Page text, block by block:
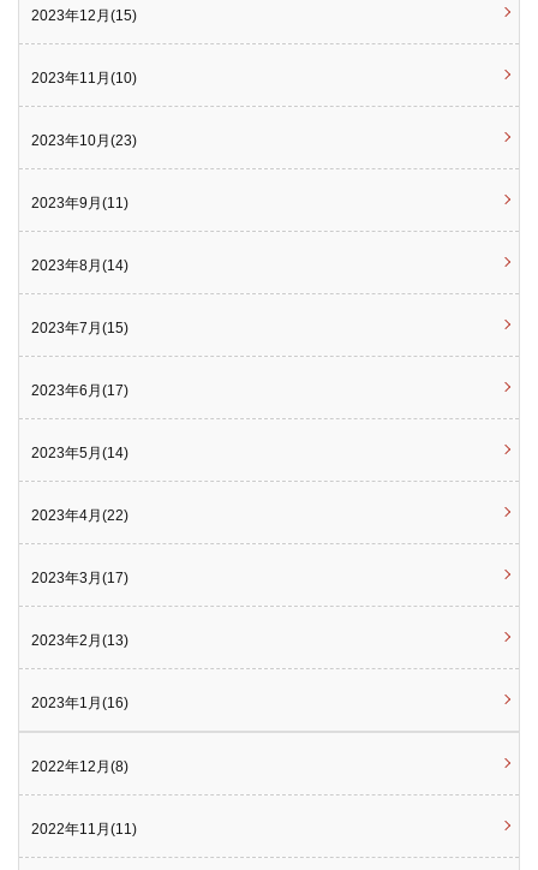
2023年12月(15)
2023年11月(10)
2023年10月(23)
2023年9月(11)
2023年8月(14)
2023年7月(15)
2023年6月(17)
2023年5月(14)
2023年4月(22)
2023年3月(17)
2023年2月(13)
2023年1月(16)
2022年12月(8)
2022年11月(11)